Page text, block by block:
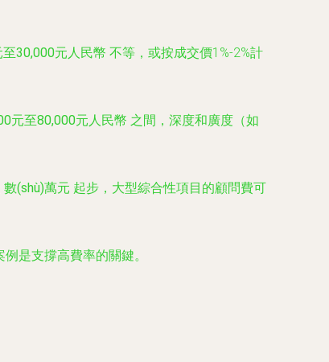
至30,000元人民幣 不等，或按成交價1%-2%計
元至80,000元人民幣 之間，深度和廣度（如
數(shù)萬元 起步，大型綜合性項目的顧問費可
是支撐高費率的關鍵。